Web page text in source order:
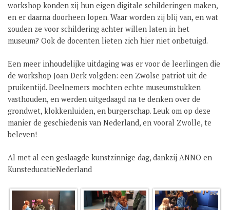
workshop konden zij hun eigen digitale schilderingen maken,
en er daarna doorheen lopen. Waar worden zij blij van, en wat
zouden ze voor schildering achter willen laten in het
museum? Ook de docenten lieten zich hier niet onbetuigd.
Een meer inhoudelijke uitdaging was er voor de leerlingen die
de workshop Joan Derk volgden: een Zwolse patriot uit de
pruikentijd. Deelnemers mochten echte museumstukken
vasthouden, en werden uitgedaagd na te denken over de
grondwet, klokkenluiden, en burgerschap. Leuk om op deze
manier de geschiedenis van Nederland, en vooral Zwolle, te
beleven!
Al met al een geslaagde kunstzinnige dag, dankzij ANNO en
KunsteducatieNederland